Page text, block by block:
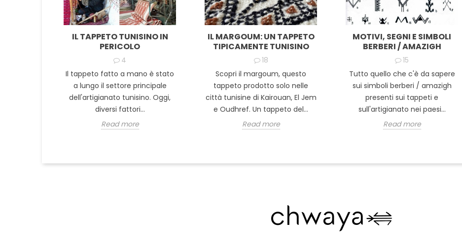
IL TAPPETO TUNISINO IN
PERICOLO
4
Il tappeto fatto a mano è stato
a lungo il settore principale
dell'artigianato tunisino. Oggi,
diversi fattori...
Read more
IL MARGOUM: UN TAPPETO
TIPICAMENTE TUNISINO
18
Scopri il margoum, questo
tappeto prodotto solo nelle
città tunisine di Kairouan, El Jem
e Oudhref. Un tappeto del...
Read more
MOTIVI, SEGNI E SIMBOLI
BERBERI / AMAZIGH
15
Tutto quello che c'è da sapere
sui simboli berberi / amazigh
presenti sui tappeti e
sull'artigianato nei paesi...
Read more